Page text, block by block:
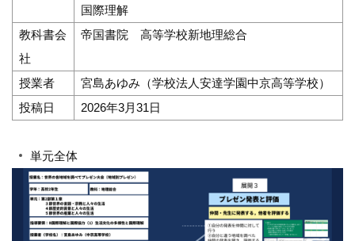
国際理解
教科書会
社
帝国書院 高等学校新地理総合
授業者
宮島あゆみ（学校法人安達学園中京高等学校）
投稿日
2026年3月31日
単元全体